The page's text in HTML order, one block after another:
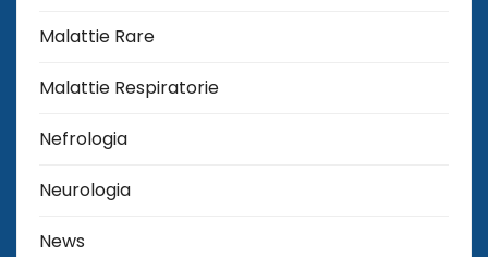
Malattie Rare
Malattie Respiratorie
Nefrologia
Neurologia
News